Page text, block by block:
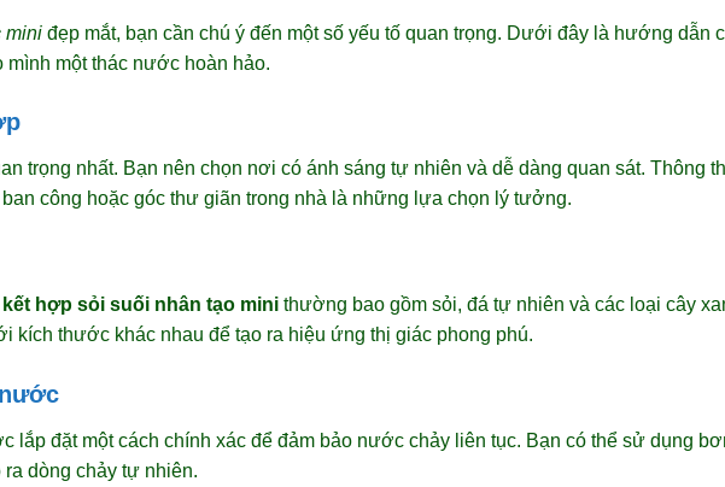
mini đẹp mắt, bạn cần chú ý đến một số yếu tố quan trọng. Dưới đây là hướng dẫn
mình một thác nước hoàn hảo.
trọng nhất. Bạn nên chọn nơi có ánh sáng tự nhiên và dễ dàng quan sát. Thông
công hoặc góc thư giãn trong nhà là những lựa chọn lý tưởng.
hợp sỏi suối nhân tạo mini thường bao gồm sỏi, đá tự nhiên và các loại cây
kích thước khác nhau để tạo ra hiệu ứng thị giác phong phú.
lắp đặt một cách chính xác để đảm bảo nước chảy liên tục. Bạn có thể sử dụng
dòng chảy tự nhiên.